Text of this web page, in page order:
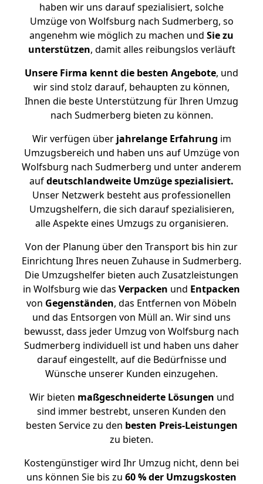
haben wir uns darauf spezialisiert, solche
Umzüge von Wolfsburg nach Sudmerberg, so
angenehm wie möglich zu machen und Sie zu
unterstützen, damit alles reibungslos verläuft
Unsere Firma kennt die besten Angebote, und
wir sind stolz darauf, behaupten zu können,
Ihnen die beste Unterstützung für Ihren Umzug
nach Sudmerberg bieten zu können.
Wir verfügen überjahrelange Erfahrung im
Umzugsbereich und haben uns auf Umzüge von
Wolfsburg nach Sudmerberg und unter anderem
aufdeutschlandweite Umzüge spezialisiert.
Unser Netzwerk besteht aus professionellen
Umzugshelfern, die sich darauf spezialisieren,
alle Aspekte eines Umzugs zu organisieren.
Von der Planung über den Transport bis hin zur
Einrichtung Ihres neuen Zuhause in Sudmerberg.
Die Umzugshelfer bieten auch Zusatzleistungen
in Wolfsburg wie das Verpacken und Entpacken
von Gegenständen, das Entfernen von Möbeln
und das Entsorgen von Müll an. Wir sind uns
bewusst, dass jeder Umzug von Wolfsburg nach
Sudmerberg individuell ist und haben uns daher
darauf eingestellt, auf die Bedürfnisse und
Wünsche unserer Kunden einzugehen.
Wir bieten maßgeschneiderte Lösungen und
sind immer bestrebt, unseren Kunden den
besten Service zu den besten Preis-Leistungen
zu bieten.
Kostengünstiger wird Ihr Umzug nicht, denn bei
uns können Sie bis zu 60 % der Umzugskosten